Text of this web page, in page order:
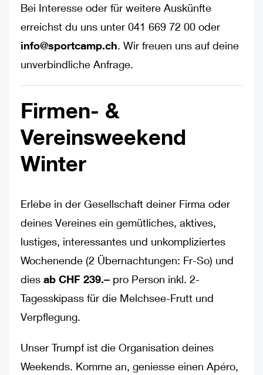
Bei Interesse oder für weitere Auskünfte
erreichst du uns unter 041 669 72 00 oder
info@sportcamp.ch. Wir freuen uns auf deine
unverbindliche Anfrage.
Firmen- &
Vereinsweekend
Winter
Erlebe in der Gesellschaft deiner Firma oder
deines Vereines ein gemütliches, aktives,
lustiges, interessantes und unkompliziertes
Wochenende (2 Übernachtungen: Fr-So) und
dies ab CHF 239.‒ pro Person inkl. 2-
Tagesskipass für die Melchsee-Frutt und
Verpflegung.
Unser Trumpf ist die Organisation deines
Weekends. Komme an, geniesse einen Apéro,